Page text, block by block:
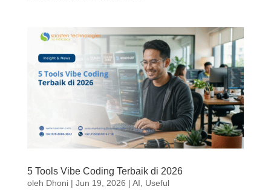
5 Tools Vibe Coding Terbaik di 2026
oleh Dhoni| Jun 19, 2026 | AI Useful